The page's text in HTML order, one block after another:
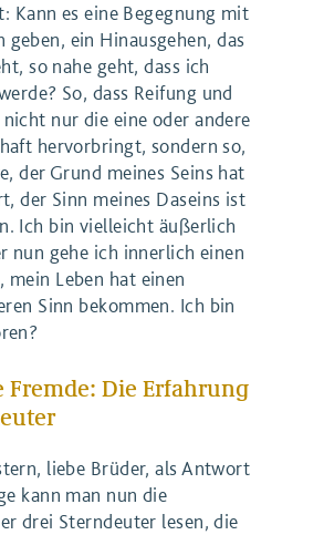
Kann es eine Begegnung mit
geben, ein Hinausgehen, das
so nahe geht, dass ich
So, dass Reifung und
nur die eine oder andere
hervorbringt, sondern so,
der Grund meines Seins hat
der Sinn meines Daseins ist
Ich bin vielleicht äußerlich
nun gehe ich innerlich einen
mein Leben hat einen
Sinn bekommen. Ich bin
Fremde: Die Erfahrung
liebe Brüder, als Antwort
kann man nun die
drei Sterndeuter lesen, die